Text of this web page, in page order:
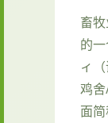
畜
的
ィ
鸡
面